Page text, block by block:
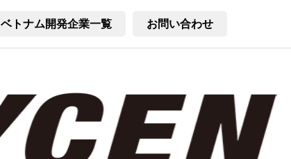
ベトナム開発企業一覧 お問い合わせ